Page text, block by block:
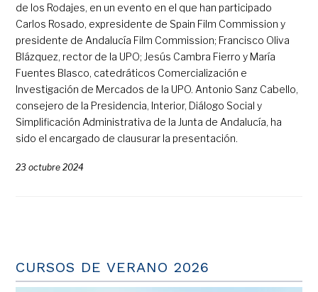
de los Rodajes, en un evento en el que han participado
Carlos Rosado, expresidente de Spain Film Commission y
presidente de Andalucía Film Commission; Francisco Oliva
Blázquez, rector de la UPO; Jesús Cambra Fierro y María
Fuentes Blasco, catedráticos Comercialización e
Investigación de Mercados de la UPO. Antonio Sanz Cabello,
consejero de la Presidencia, Interior, Diálogo Social y
Simplificación Administrativa de la Junta de Andalucía, ha
sido el encargado de clausurar la presentación.
23 octubre 2024
CURSOS DE VERANO 2026